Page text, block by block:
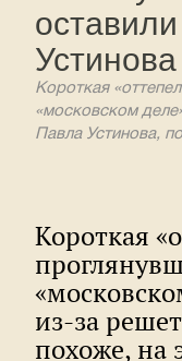
Короткая
«московском
Павла Устинова,
Короткая
из-за
похоже, на